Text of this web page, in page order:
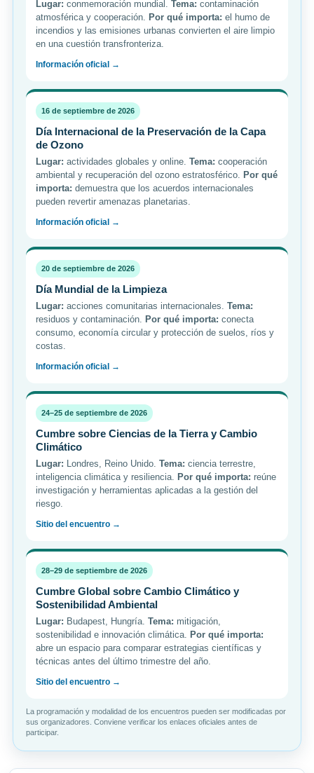
Lugar: conmemoración mundial. Tema: contaminación
atmosférica y cooperación. Por qué importa: el humo de
incendios y las emisiones urbanas convierten el aire limpio
en una cuestión transfronteriza.
Información oficial →
16 de septiembre de 2026
Día Internacional de la Preservación de la Capa
de Ozono
Lugar: actividades globales y online. Tema: cooperación
ambiental y recuperación del ozono estratosférico. Por qué
importa: demuestra que los acuerdos internacionales
pueden revertir amenazas planetarias.
Información oficial →
20 de septiembre de 2026
Día Mundial de la Limpieza
Lugar: acciones comunitarias internacionales. Tema:
residuos y contaminación. Por qué importa: conecta
consumo, economía circular y protección de suelos, ríos y
costas.
Información oficial →
24–25 de septiembre de 2026
Cumbre sobre Ciencias de la Tierra y Cambio
Climático
Lugar: Londres, Reino Unido. Tema: ciencia terrestre,
inteligencia climática y resiliencia. Por qué importa: reúne
investigación y herramientas aplicadas a la gestión del
riesgo.
Sitio del encuentro →
28–29 de septiembre de 2026
Cumbre Global sobre Cambio Climático y
Sostenibilidad Ambiental
Lugar: Budapest, Hungría. Tema: mitigación,
sostenibilidad e innovación climática. Por qué importa:
abre un espacio para comparar estrategias científicas y
técnicas antes del último trimestre del año.
Sitio del encuentro →
La programación y modalidad de los encuentros pueden ser modificadas por
sus organizadores. Conviene verificar los enlaces oficiales antes de
participar.